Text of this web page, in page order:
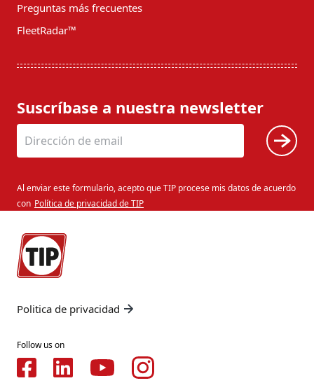
Preguntas más frecuentes
FleetRadar™
Suscríbase a nuestra newsletter
Al enviar este formulario, acepto que TIP procese mis datos de acuerdo
con Política de privacidad de TIP
Politica de privacidad
Follow us on